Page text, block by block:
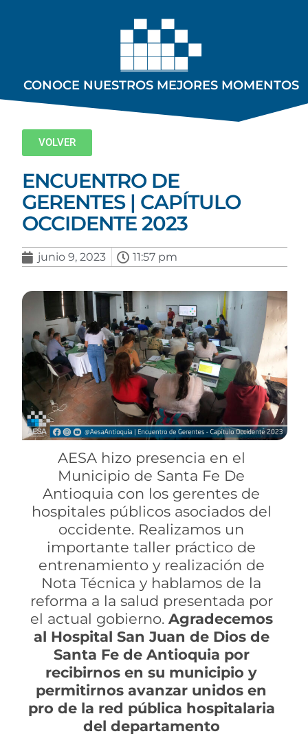
CONOCE NUESTROS MEJORES MOMENTOS
VOLVER
ENCUENTRO DE
GERENTES | CAPÍTULO
OCCIDENTE 2023
junio 9, 2023 11:57 pm
AESA hizo presencia en el
Municipio de Santa Fe De
Antioquia con los gerentes de
hospitales públicos asociados del
occidente. Realizamos un
importante taller práctico de
entrenamiento y realización de
Nota Técnica y hablamos de la
reforma a la salud presentada por
el actual gobierno. Agradecemos
al Hospital San Juan de Dios de
Santa Fe de Antioquia por
recibirnos en su municipio y
permitirnos avanzar unidos en
pro de la red pública hospitalaria
del departamento